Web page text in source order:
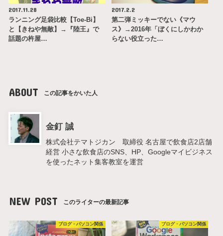
2017.11.28
ランニング足袋比較【Toe-Bi】
と【きねや無敵】→『陸王』で
話題の杵屋…
2017.2.2
第二弾ミッキーでない《マウ
ス》→2016年「ぼくにしかわか
らない役立った…
ABOUT この記事をかいた人
金釘 誠
株式会社テマトジカン 取締役 名古屋で飲食店2店舗
経営 小さな飲食店のSNS、HP、Googleマイビジネス
を使ったネット集客教室を運営
NEW POST このライターの最新記事
ブログ・パソコン関係 ブログ・パソコン関係